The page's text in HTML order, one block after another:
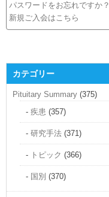
パスワードをお忘れですか？
新規ご入会はこちら
カテゴリー
Pituitary Summary (375)
疾患 (357)
研究手法 (371)
トピック (366)
国別 (370)